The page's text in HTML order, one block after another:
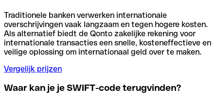
Traditionele banken verwerken internationale
overschrijvingen vaak langzaam en tegen hogere kosten.
Als alternatief biedt de Qonto zakelijke rekening voor
internationale transacties een snelle, kosteneffectieve en
veilige oplossing om internationaal geld over te maken.
Vergelijk prijzen
Waar kan je je SWIFT-code terugvinden?